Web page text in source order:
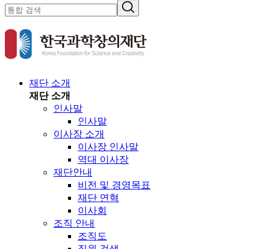
재단 소개
재단 소개
인사말
인사말
이사장 소개
이사장 인사말
역대 이사장
재단안내
비전 및 경영목표
재단 연혁
이사회
조직 안내
조직도